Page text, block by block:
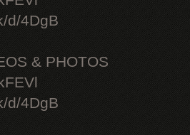
d/4DgB
& PHOTOS
d/4DgB